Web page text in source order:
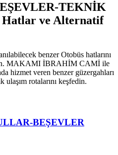
TEKNİK
ve Alternatif
benzer Otobüs hatlarını
MAKAMI İBRAHİM CAMİ ile
hizmet veren benzer güzergahları
ulaşım rotalarını keşfedin.
BEŞEVLER